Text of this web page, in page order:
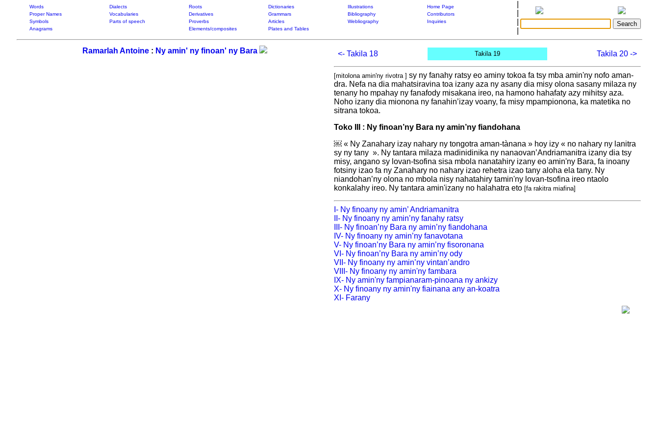
Words Dialects Roots Dictionaries Illustrations
Home Page
Proper Names
Vocabularies Derivatives Grammars Bibliography
Contributors
Symbols
Parts of speech Proverbs Articles Webliography
Inquiries
Anagrams
Elements/composites Plates and Tables
Ramarlah Antoine : Ny amin' ny finoan' ny Bara <- Takila 18 Takila 19 Takila 20 ->
[mitolona amin'ny rivotra ] sy ny fanahy ratsy eo aminy tokoa fa tsy mba amin'ny nofo aman-
dra. Nefa na dia mahatsiravina toa izany aza ny asany dia misy olona sasany milaza ny
tenany ho mpahay ny fanafody misakana ireo, na hamono hahafaty azy mihitsy aza.
Noho izany dia mionona ny fanahin’izay voany, fa misy mpampionona, ka matetika no
sitrana tokoa.
Toko III : Ny finoan’ny Bara ny amin’ny fiandohana
￼ « Ny Zanahary izay nahary ny tongotra aman-tànana » hoy izy « no nahary ny lanitra
sy ny tany ». Ny tantara milaza madinidinika ny nanaovan’Andriamanitra izany dia tsy
misy, angano sy lovan-tsofina sisa mbola nanatahiry izany eo amin'ny Bara, fa inoany
fotsiny izao fa ny Zanahary no nahary izao rehetra izao tany aloha ela tany. Ny
niandohan’ny olona no mbola nisy nahatahiry tamin'ny lovan-tsofina ireo ntaolo
konkalahy ireo. Ny tantara amin'izany no halahatra eto [fa rakitra miafina]
I- Ny finoany ny amin’ Andriamanitra
II- Ny finoany ny amin’ny fanahy ratsy
III- Ny finoan’ny Bara ny amin’ny fiandohana
IV- Ny finoany ny amin’ny fanavotana
V- Ny finoan’ny Bara ny amin’ny fisoronana
VI- Ny finoan’ny Bara ny amin’ny ody
VII- Ny finoany ny amin’ny vintan’andro
VIII- Ny finoany ny amin'ny fambara
IX- Ny amin'ny fampianaram-pinoana ny ankizy
X- Ny finoany ny amin'ny fiainana any an-koatra
XI- Farany